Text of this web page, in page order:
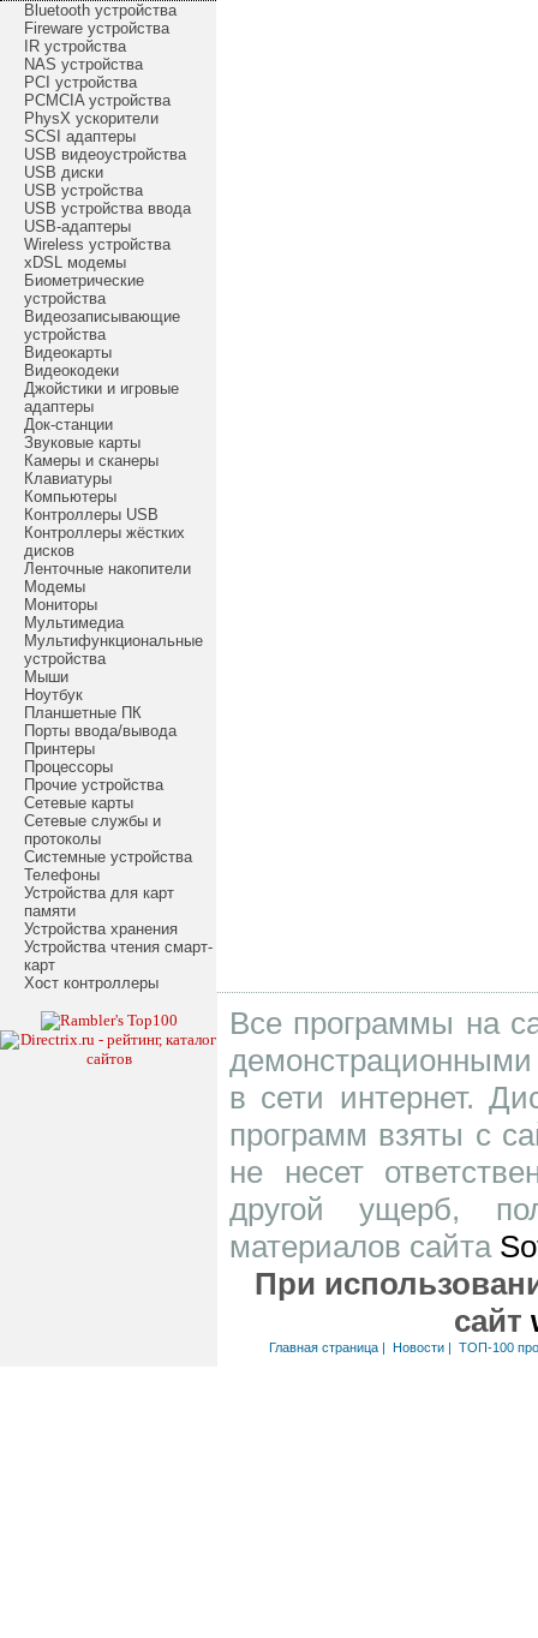
Bluetooth устройства
Fireware устройства
IR устройства
NAS устройства
PCI устройства
PCMCIA устройства
PhysX ускорители
SCSI адаптеры
USB видеоустройства
USB диски
USB устройства
USB устройства ввода
USB-адаптеры
Wireless устройства
xDSL модемы
Биометрические
устройства
Видеозаписывающие
устройства
Видеокарты
Видеокодеки
Джойстики и игровые
адаптеры
Док-станции
Звуковые карты
Камеры и сканеры
Клавиатуры
Компьютеры
Контроллеры USB
Контроллеры жёстких
дисков
Ленточные накопители
Модемы
Мониторы
Мультимедиа
Мультифункциональные
устройства
Мыши
Ноутбук
Планшетные ПК
Порты ввода/вывода
Принтеры
Процессоры
Прочие устройства
Сетевые карты
Сетевые службы и
протоколы
Системные устройства
Телефоны
Устройства для карт
памяти
Устройства хранения
Устройства чтения смарт-
карт
Хост контроллеры
Все программы на
в сети интернет.
программ взяты с
не несет
другой ущерб,
материалов сайта
При
сайт
Главная страница| Новости| ТОП-100